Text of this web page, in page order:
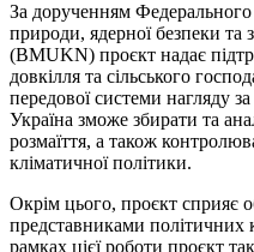
За дорученням Федерального
природи, ядерної безпеки та
(BMUKN) проєкт надає
довкілля та сільського
передової системи нагляду
Україна зможе збирати та
розмаїття, а також
кліматичної політики.
Окрім цього, проєкт сприяє
представниками політичних
рамках цієї роботи проєкт